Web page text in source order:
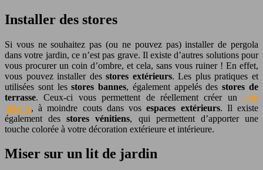
Installer des stores
Si vous ne souhaitez pas (ou ne pouvez pas) installer de pergola
dans votre jardin, ce n’est pas grave. Il existe d’autres solutions pour
vous procurer un coin d’ombre, et cela, sans vous ruiner ! En effet,
vous pouvez installer desstores extérieurs. Les plus pratiques et
utilisées sont lesstores bannes, également appelés desstores de
terrasse. Ceux-ci vous permettent de réellement créer un coin
détente, à moindre couts dans vosespaces extérieurs. Il existe
également desstores vénitiens, qui permettent d’apporter une
touche colorée à votre décoration extérieure et intérieure.
Miser sur un lit de jardin